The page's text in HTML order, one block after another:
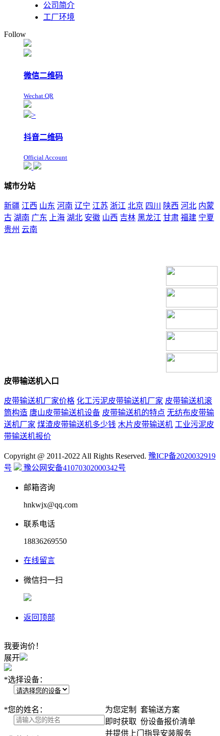
公司简介
工厂环境
Follow
微信二维码
Wechat QR
>
抖音二维码
Official Account
城市分站
新疆 江西 山东 河南 辽宁 江苏 浙江 北京 四川 陕西 河北 内蒙
古 湖南 广东 上海 湖北 安徽 山西 吉林 黑龙江 甘肃 福建 宁夏
贵州 云南
皮带输送机入口
皮带输送机厂家价格 化工污泥皮带输送机厂家 皮带输送机滚
筒构造 唐山皮带输送机设备 皮带输送机的特点 无纺布皮带输
送机厂家 煤渣皮带输送机多少钱 木片皮带输送机 工业污泥皮
带输送机报价
Copyright @ 2011-2022 All Rights Reserved. 豫ICP备2020032919
号
豫公网安备41070302000342号
邮箱咨询
hnkwjx@qq.com
联系电话
18836269550
在线留言
微信扫一扫
返回顶部
我要询价！
展开
*选择设备：
*您的姓名： 为您定制
套输送方案
即时获取 份设备报价清单
并提供上门指导安装服务